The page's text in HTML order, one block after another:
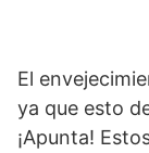
El
ya que esto
¡Apunta!